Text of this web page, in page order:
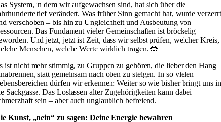
System, in dem wir aufgewachsen sind, hat sich über die
tief verändert. Was früher Sinn gemacht hat, wurde verzerrt
verschoben – bis hin zu Ungleichheit und Ausbeutung von
Das Fundament vieler Gemeinschaften ist bröckelig
Und jetzt, jetzt ist Zeit, dass wir selbst prüfen, welcher Kreis,
Menschen, welche Werte wirklich tragen. 🤲
ist nicht mehr stimmig, zu Gruppen zu gehören, die lieber den Hang
statt gemeinsam nach oben zu steigen. In so vielen
dürfen wir erkennen: Weiter so wie bisher bringt uns in
Sackgasse. Das Loslassen alter Zugehörigkeiten kann dabei
sein – aber auch unglaublich befreiend.
Kunst, „nein“ zu sagen: Deine Energie bewahren